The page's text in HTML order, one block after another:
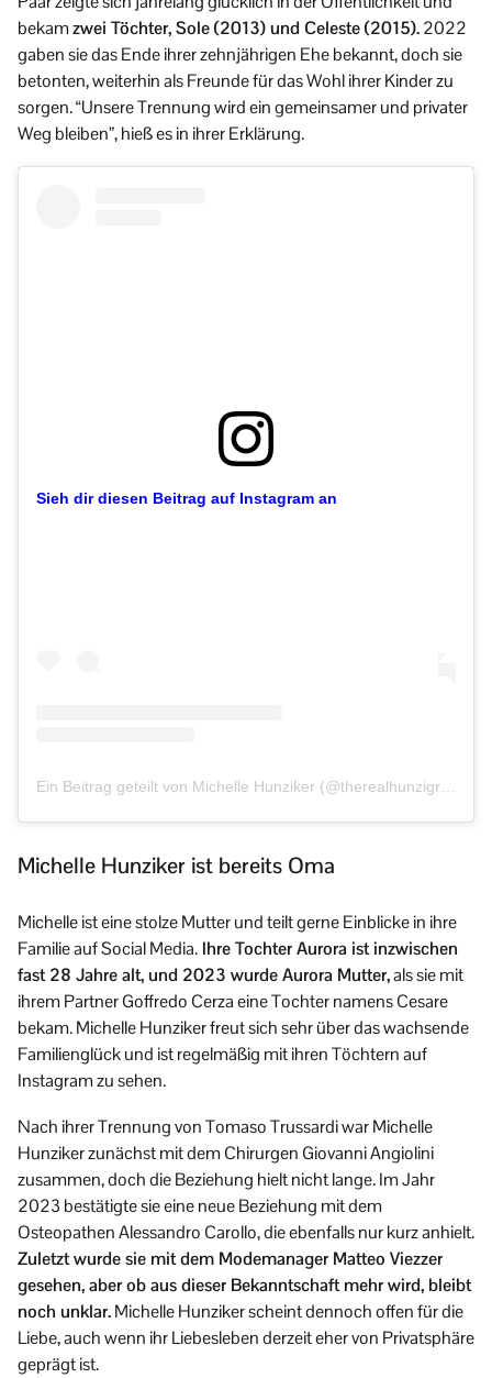
bekamzwei Töchter, Sole (2013) und Celeste (2015).2022
gaben sie das Ende ihrer zehnjährigen Ehe bekannt, doch sie
betonten, weiterhin als Freunde für das Wohl ihrer Kinder zu
sorgen. “Unsere Trennung wird ein gemeinsamer und privater
Weg bleiben”, hieß es in ihrer Erklärung.
Sieh dir diesen Beitrag auf Instagram an
Ein Beitrag geteilt von Michelle Hunziker (@therealhunzigram)
Michelle Hunziker ist bereits Oma
Michelle ist eine stolze Mutter und teilt gerne Einblicke in ihre
Familie auf Social Media. Ihre Tochter Aurora ist inzwischen
fast 28 Jahre alt, und 2023 wurde Aurora Mutter,als sie mit
ihrem Partner Goffredo Cerza eine Tochter namens Cesare
bekam. Michelle Hunziker freut sich sehr über das wachsende
Familienglück und ist regelmäßig mit ihren Töchtern auf
Instagram zu sehen.
Nach ihrer Trennung von Tomaso Trussardi war Michelle
Hunziker zunächst mit dem Chirurgen Giovanni Angiolini
zusammen, doch die Beziehung hielt nicht lange. Im Jahr
2023 bestätigte sie eine neue Beziehung mit dem
Osteopathen Alessandro Carollo, die ebenfalls nur kurz anhielt.
Zuletzt wurde sie mit dem Modemanager Matteo Viezzer
gesehen, aber ob aus dieser Bekanntschaft mehr wird, bleibt
noch unklar.Michelle Hunziker scheint dennoch offen für die
Liebe, auch wenn ihr Liebesleben derzeit eher von Privatsphäre
geprägt ist.